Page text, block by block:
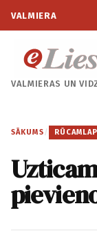
VALMIERA
VALMIERAS UN
SĀKUMS /